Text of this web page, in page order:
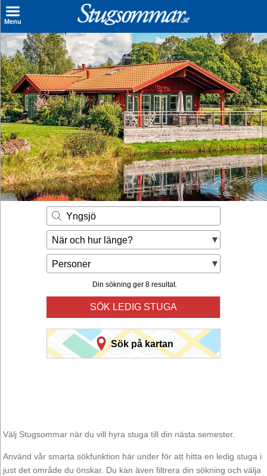
Menu
Sök stuga
Sista Minuten
Genvägar
Inspiration
Kontakt
Husägare
Se hur mycket du kan tjäna
Räkna ut din
hyresintäkt
Yngsjö
När och hur länge?
Personer
Din sökning ger 8 resultat.
SÖK LEDIG STUGA
Sök på kartan
Välj Stugsommar när du vill hyra stuga till din nästa semester.
Använd vår smarta sökfunktion här under för att hitta en ledig stuga i
just det område du önskar. Du kan även filtrera din sökning och välja